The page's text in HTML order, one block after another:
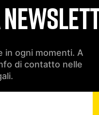
in ogni momenti. A
di contatto nelle